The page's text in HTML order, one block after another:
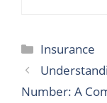
Categories
Insurance
Number: A